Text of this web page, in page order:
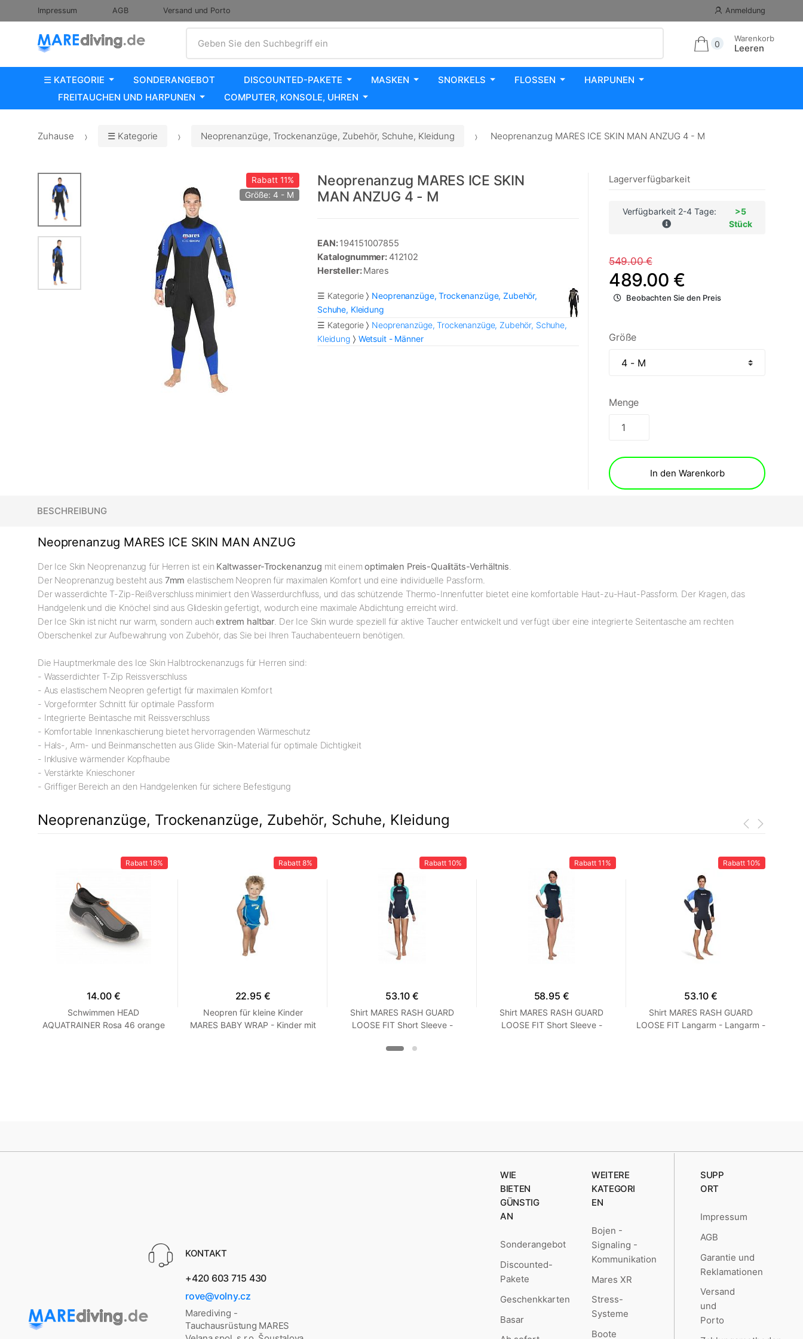
Impressum AGB Versand und Porto Anmeldung
Geben Sie den Suchbegriff ein
0
Warenkorb
Leeren
☰ KATEGORIE SONDERANGEBOT DISCOUNTED-PAKETE MASKEN SNORKELS FLOSSEN
HARPUNEN
FREITAUCHEN UND HARPUNEN
COMPUTER, KONSOLE, UHREN
Zuhause ☰ Kategorie Neoprenanzüge, Trockenanzüge, Zubehör, Schuhe, Kleidung Neoprenanzug MARES ICE SKIN MAN ANZUG 4 - M
Rabatt11%
Größe: 4 - M
Neoprenanzug MARES ICE SKIN
MAN ANZUG 4 - M
EAN:194151007855
Katalognummer: 412102
Hersteller:Mares
☰ Kategorie
Neoprenanzüge, Trockenanzüge, Zubehör,
Schuhe, Kleidung
☰ Kategorie
Neoprenanzüge, Trockenanzüge, Zubehör, Schuhe,
Kleidung
Wetsuit - Männer
Lagerverfügbarkeit
Verfügbarkeit 2-4 Tage:
>5
Stück
549.00 €
489.00 €
Beobachten Sie den Preis
Größe
Menge
In den Warenkorb
BESCHREIBUNG
Neoprenanzug MARES ICE SKIN MAN ANZUG
Der Ice Skin Neoprenanzug für Herren ist ein Kaltwasser-Trockenanzug mit einemoptimalen Preis-Qualitäts-Verhältnis.
Der Neoprenanzug besteht aus 7mm elastischem Neopren für maximalen Komfort und eine individuelle Passform.
Der wasserdichte T-Zip-Reißverschluss minimiert den Wasserdurchfluss, und das schützende Thermo-Innenfutter bietet eine komfortable Haut-zu-Haut-Passform. Der Kragen, das
Handgelenk und die Knöchel sind aus Glideskin gefertigt, wodurch eine maximale Abdichtung erreicht wird.
Der Ice Skin ist nicht nur warm, sondern auchextrem haltbar. Der Ice Skin wurde speziell für aktive Taucher entwickelt und verfügt über eine integrierte Seitentasche am rechten
Oberschenkel zur Aufbewahrung von Zubehör, das Sie bei Ihren Tauchabenteuern benötigen.
Die Hauptmerkmale des Ice Skin Halbtrockenanzugs für Herren sind:
- Wasserdichter T-Zip Reissverschluss
- Aus elastischem Neopren gefertigt für maximalen Komfort
- Vorgeformter Schnitt für optimale Passform
- Integrierte Beintasche mit Reissverschluss
- Komfortable Innenkaschierung bietet hervorragenden Wärmeschutz
- Hals-, Arm- und Beinmanschetten aus Glide Skin-Material für optimale Dichtigkeit
- Inklusive wärmender Kopfhaube
- Verstärkte Knieschoner
- Griffiger Bereich an den Handgelenken für sichere Befestigung
Neoprenanzüge, Trockenanzüge, Zubehör, Schuhe, Kleidung
Rabatt 18%
14.00 €
Schwimmen HEAD
AQUATRAINER Rosa 46 orange
Rabatt 8%
22.95 €
Neopren für kleine Kinder
MARES BABY WRAP - Kinder mit
Rabatt 10%
53.10 €
Shirt MARES RASH GUARD
LOOSE FIT Short Sleeve -
XXS Turquoise
Rabatt 11%
58.95 €
Shirt MARES RASH GUARD
LOOSE FIT Short Sleeve -
Rabatt 10%
53.10 €
Shirt MARES RASH GUARD
LOOSE FIT Langarm - Langarm -
KONTAKT
+420 603 715 430
rove@volny.cz
Marediving -
Tauchausrüstung MARES
WIE
BIETEN
GÜNSTIG
AN
Sonderangebot
Discounted-
Pakete
Geschenkkarten
Basar
WEITERE
KATEGORI
EN
Bojen -
Signaling -
Kommunikation
Mares XR
Stress-
Systeme
Boote
SUPP
ORT
Impressum
AGB
Garantie und
Reklamationen
Versand
und
Porto